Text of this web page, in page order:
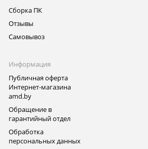
Сборка ПК
Отзывы
Самовывоз
Информация
Публичная оферта
Интернет-магазина
amd.by
Обращение в
гарантийный отдел
Обработка
персональных данных